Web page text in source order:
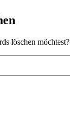
löschen möchtest?